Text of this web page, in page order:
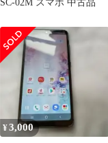
SC-02M スマホ 中古品
¥3,000